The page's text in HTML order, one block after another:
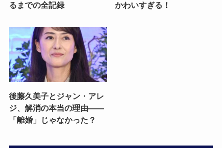
るまでの全記録
かわいすぎる！
後藤久美子とジャン・アレ
ジ、解消の本当の理由——
「離婚」じゃなかった？